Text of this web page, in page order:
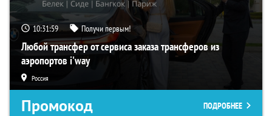
10:31:58 Получи первым!
Любой трансфер от сервиса заказа трансферов из
аэропортов i'way
Россия
Промокод ПОДРОБНЕЕ